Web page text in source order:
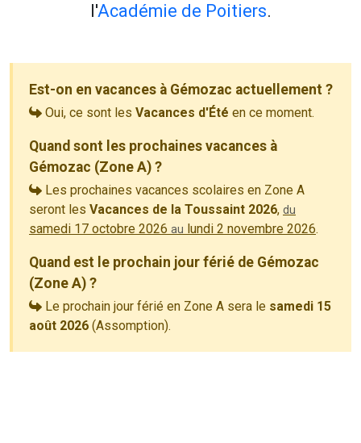
l'Académie de Poitiers.
Est-on en vacances à Gémozac actuellement ?
Oui, ce sont les Vacances d'Été en ce moment.
Quand sont les prochaines vacances à
Gémozac (Zone A) ?
Les prochaines vacances scolaires en Zone A
seront les Vacances de la Toussaint 2026, du
samedi 17 octobre 2026 au lundi 2 novembre 2026.
Quand est le prochain jour férié de Gémozac
(Zone A) ?
Le prochain jour férié en Zone A sera le samedi 15
août 2026 (Assomption).